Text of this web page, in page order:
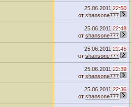
25.06.2011 22:50
от shansone777
25.06.2011 22:48
от shansone777
25.06.2011 22:45
от shansone777
25.06.2011 22:39
от shansone777
25.06.2011 22:36
от shansone777